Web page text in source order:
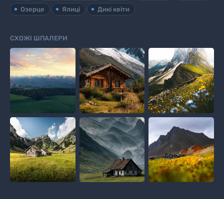
Озерце
Ялиці Дикі квіти
СХОЖІ ШПАЛЕРИ